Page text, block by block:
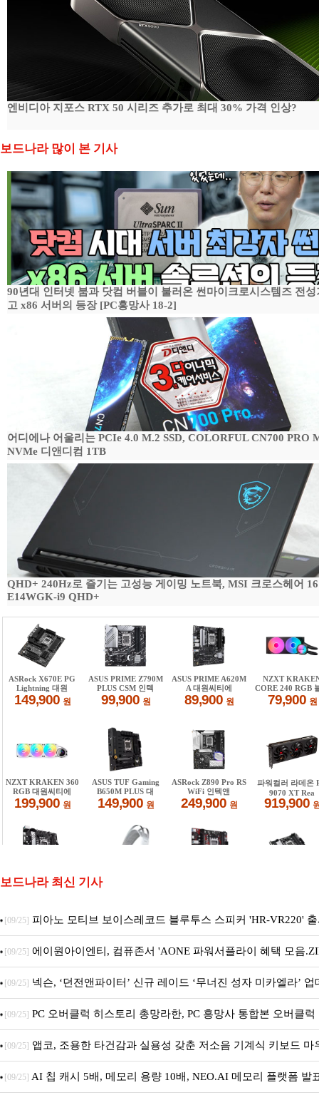
엔비디아 지포스 RTX 50 시리즈 추가로 최대 30% 가격 인상?
보드나라 많이 본 기사
90년대 인터넷 붐과 닷컴 버블이 불러온 썬마이크로시스템즈 전성
고 x86 서버의 등장 [PC흥망사 18-2]
어디에나 어울리는 PCIe 4.0 M.2 SSD, COLORFUL CN700 PRO
NVMe 디앤디컴 1TB
QHD+ 240Hz로 즐기는 고성능 게이밍 노트북, MSI 크로스헤어
E14WGK-i9 QHD+
보드나라 최신 기사
[09/25] 피아노 모티브 보이스레코드 블루투스 스피커 'HR-VR220'
[09/25] 에이원아이엔티, 컴퓨존서 'AONE 파워서플라이 혜택 모음
진행
[09/25] 넥슨, ‘던전앤파이터’ 신규 레이드 ‘무너진 성자 미카엘라’ 업
[09/25] PC 오버클럭 히스토리 총망라한, PC 흥망사 통합본 오버클럭
편)
[09/25] 앱코, 조용한 타건감과 실용성 갖춘 저소음 기계식 키보드 마
'KM580' 출시
[09/25] AI 칩 캐시 5배, 메모리 용량 10배, NEO.AI 메모리 플랫폼 발